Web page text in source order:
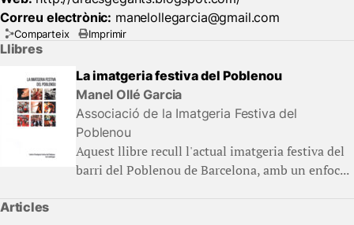
Correu electrònic: manelollegarcia@gmail.com
Comparteix Imprimir
Llibres
La imatgeria festiva del Poblenou
Manel Ollé Garcia
Associació de la Imatgeria Festiva del
Poblenou
Aquest llibre recull l'actual imatgeria festiva del
barri del Poblenou de Barcelona, amb un enfoc...
Articles